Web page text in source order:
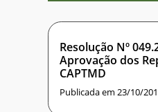
Resolução Nº
Aprovação dos
CAPTMD
Publicada em 23/10/